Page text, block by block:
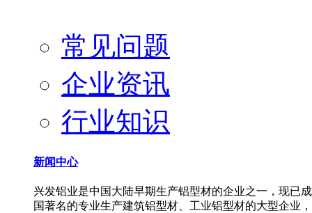
常见问题
企业资讯
行业知识
新闻中心
兴发铝业是中国大陆早期生产铝型材的企业之一，现已
国著名的专业生产建筑铝型材、工业铝型材的大型企业